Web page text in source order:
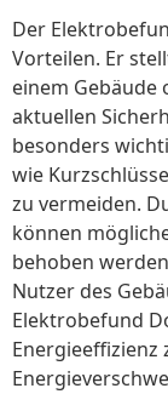
Der
Vorteilen. Er
einem
aktuellen
besonders
wie
zu vermeiden.
können
behoben
Nutzer des
Elektrobefund
Energieeffizienz